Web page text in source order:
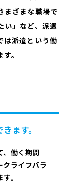
まざまな職場で
い」など、派遣
は派遣という働
。
ます。
、働く期間
クライフバラ
。